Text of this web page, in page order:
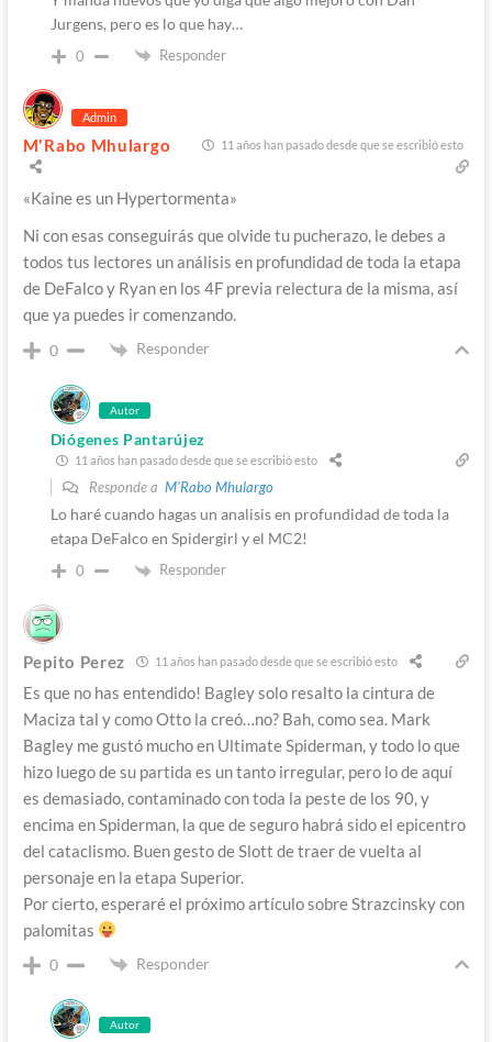
Jurgens, pero es lo que hay…
0 Responder
Admin
M'Rabo Mhulargo 11 años han pasado desde que se escribió esto
«Kaine es un Hypertormenta»
Ni con esas conseguirás que olvide tu pucherazo, le debes a
todos tus lectores un análisis en profundidad de toda la etapa
de DeFalco y Ryan en los 4F previa relectura de la misma, así
que ya puedes ir comenzando.
0 Responder
Autor
Diógenes Pantarújez
11 años han pasado desde que se escribió esto
Responde a M'Rabo Mhulargo
Lo haré cuando hagas un analisis en profundidad de toda la
etapa DeFalco en Spidergirl y el MC2!
0 Responder
Pepito Perez 11 años han pasado desde que se escribió esto
Es que no has entendido! Bagley solo resalto la cintura de
Maciza tal y como Otto la creó…no? Bah, como sea. Mark
Bagley me gustó mucho en Ultimate Spiderman, y todo lo que
hizo luego de su partida es un tanto irregular, pero lo de aquí
es demasiado, contaminado con toda la peste de los 90, y
encima en Spiderman, la que de seguro habrá sido el epicentro
del cataclismo. Buen gesto de Slott de traer de vuelta al
personaje en la etapa Superior.
Por cierto, esperaré el próximo artículo sobre Strazcinsky con
palomitas
0 Responder
Autor